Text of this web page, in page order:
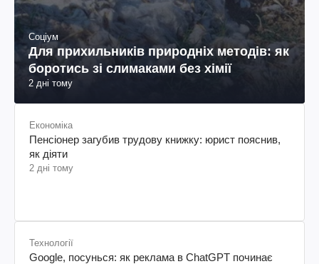
Соціум
Для прихильників природніх методів: як
боротись зі слимаками без хімії
2 дні тому
Економіка
Пенсіонер загубив трудову книжку: юрист пояснив,
як діяти
2 дні тому
Технології
Google, посунься: як реклама в ChatGPT починає